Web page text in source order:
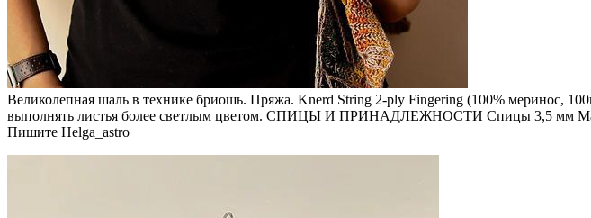
Великолепная шаль в технике бриошь. Пряжа. Knerd String 2-ply Fingering (100% меринос,
выполнять листья более светлым цветом. СПИЦЫ И ПРИНАДЛЕЖНОСТИ Спицы 3,5 мм
Пишите Helga_astro